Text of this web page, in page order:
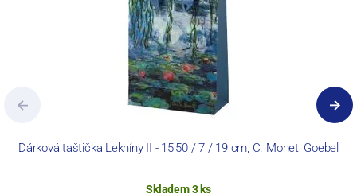
Dárková taštička Lekníny II - 15,50 / 7 / 19 cm, C. Monet, Goebel
Skladem 3 ks